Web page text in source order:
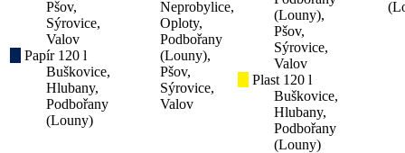
Pšov,
Sýrovice,
Valov
Papír 120 l
Buškovice,
Hlubany,
Podbořany
(Louny)
Neprobylice,
Oploty,
Podbořany
(Louny),
Pšov,
Sýrovice,
Valov
(Louny),
Pšov,
Sýrovice,
Valov
Plast 120 l
Buškovice,
Hlubany,
Podbořany
(Louny)